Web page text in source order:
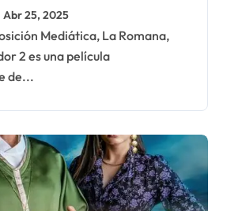
dirigida por
con Ben
Jon Bernthal en
Abr 25, 2025
2 es una película
de...